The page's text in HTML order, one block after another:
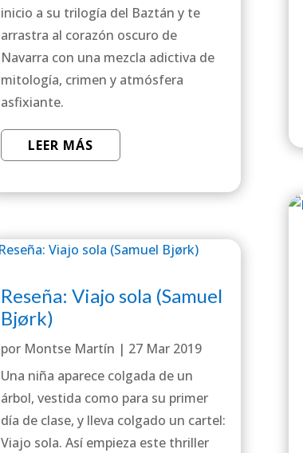
inicio a su trilogía del Baztán y te
arrastra al corazón oscuro de
Navarra con una mezcla adictiva de
mitología, crimen y atmósfera
asfixiante.
LEER MÁS
Reseña: Viajo sola (Samuel
Bjørk)
por Montse Martín | 27 Mar 2019
Una niña aparece colgada de un
árbol, vestida como para su primer
día de clase, y lleva colgado un cartel:
Viajo sola. Así empieza este thriller